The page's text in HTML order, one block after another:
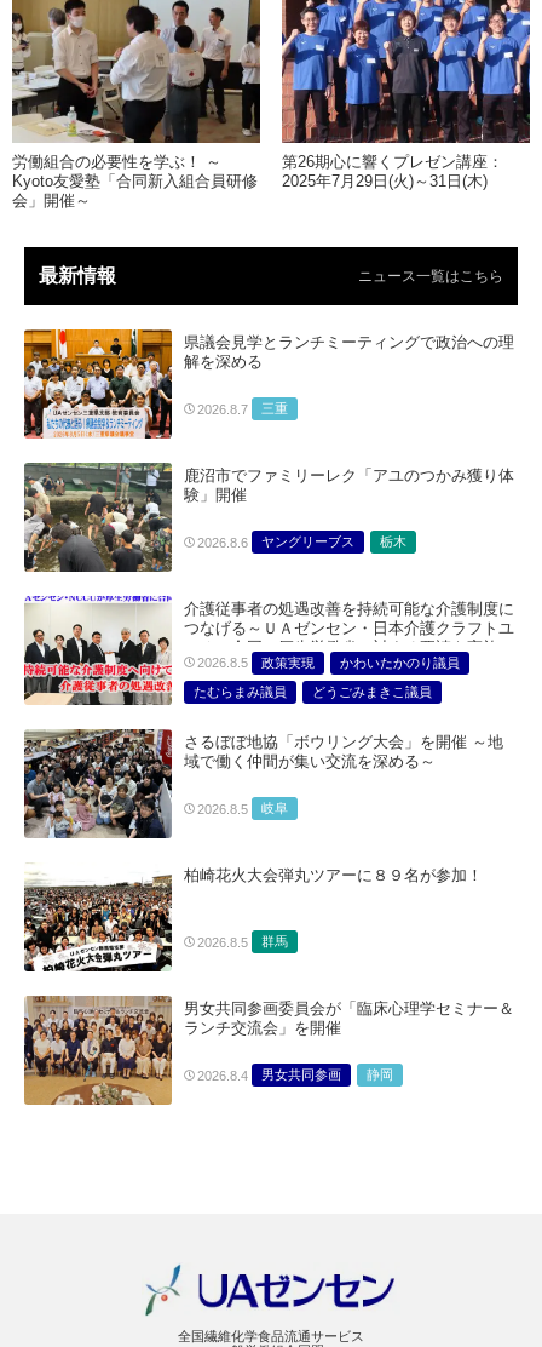
労働組合の必要性を学ぶ！ ～
Kyoto友愛塾「合同新入組合員研修
会」開催～
第26期心に響くプレゼン講座：
2025年7月29日(火)～31日(木)
最新情報 ニュース一覧はこちら
県議会見学とランチミーティングで政治への理
解を深める
2026.8.7 三重
鹿沼市でファミリーレク「アユのつかみ獲り体
験」開催
2026.8.6 ヤングリーブス 栃木
介護従事者の処遇改善を持続可能な介護制度に
つなげる～ＵＡゼンセン・日本介護クラフトユ
ニオン合同で厚生労働省に対する要請を実施～
2026.8.5 政策実現
かわいたかのり議員
たむらまみ議員
どうごみまきこ議員
さるぼぼ地協「ボウリング大会」を開催 ～地
域で働く仲間が集い交流を深める～
2026.8.5 岐阜
柏崎花火大会弾丸ツアーに８９名が参加！
2026.8.5 群馬
男女共同参画委員会が「臨床心理学セミナー＆
ランチ交流会」を開催
2026.8.4 男女共同参画 静岡
全国繊維化学食品流通サービス